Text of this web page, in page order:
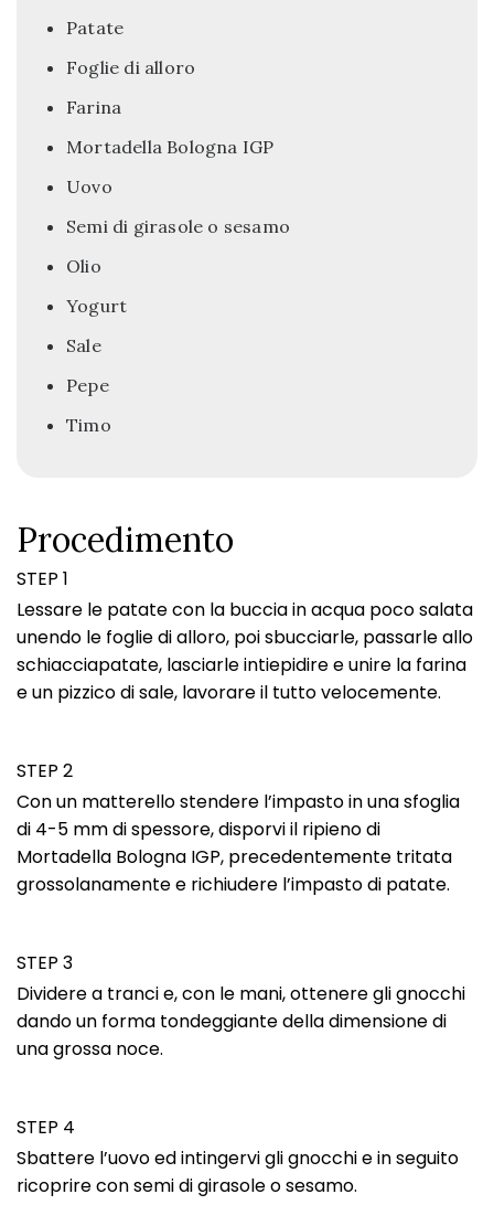
Patate
Foglie di alloro
Farina
Mortadella Bologna IGP
Uovo
Semi di girasole o sesamo
Olio
Yogurt
Sale
Pepe
Timo
Procedimento
STEP 1
Lessare le patate con la buccia in acqua poco salata
unendo le foglie di alloro, poi sbucciarle, passarle allo
schiacciapatate, lasciarle intiepidire e unire la farina
e un pizzico di sale, lavorare il tutto velocemente.
STEP 2
Con un matterello stendere l’impasto in una sfoglia
di 4-5 mm di spessore, disporvi il ripieno di
Mortadella Bologna IGP, precedentemente tritata
grossolanamente e richiudere l’impasto di patate.
STEP 3
Dividere a tranci e, con le mani, ottenere gli gnocchi
dando un forma tondeggiante della dimensione di
una grossa noce.
STEP 4
Sbattere l’uovo ed intingervi gli gnocchi e in seguito
ricoprire con semi di girasole o sesamo.